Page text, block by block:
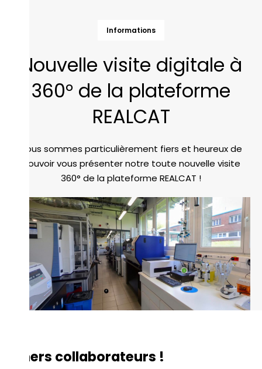
Informations
Nouvelle visite digitale à
360° de la plateforme
REALCAT
Nous sommes particulièrement fiers et heureux de
pouvoir vous présenter notre toute nouvelle visite
360° de la plateforme REALCAT !
Chers collaborateurs !